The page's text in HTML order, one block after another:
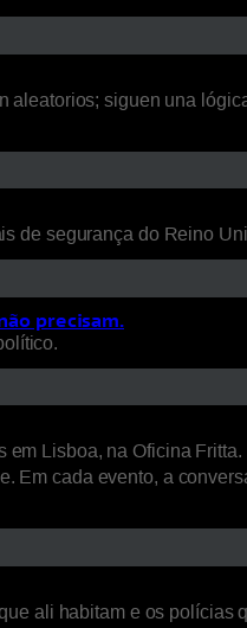
aleatorios; siguen una
de segurança do Reino
precisam.
Lisboa, na Oficina
Em cada evento, a
ali habitam e os polícias